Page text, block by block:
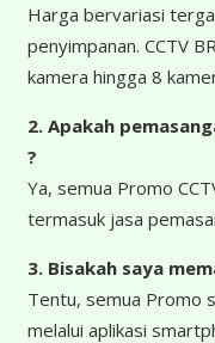
Harga bervariasi
penyimpanan. CCTV
kamera hingga 8
2. Apakah
?
Ya, semua Promo
termasuk jasa
3. Bisakah saya
Tentu, semua Promo
melalui aplikasi